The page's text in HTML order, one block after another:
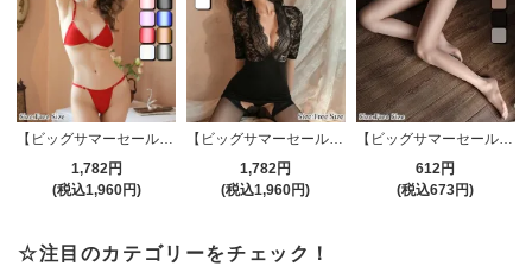
【ビッグサマーセール対象品】バスルームでもパートナーを魅了するブラ・ショーツセット(BRA・SHORTS SET)
1,782円
(税込1,960円)
【ビッグサマーセール対象品】レースの透け感が色っぽい秘書風コスプレ(COSPLAY)
1,782円
(税込1,960円)
【ビッグサマーセール対象品】素肌感を強く感じられるほどのシースルー感が色っぽさを漂わせるパンティストッキング(STOCKING)
612円
(税込673円)
☆注目のカテゴリーをチェック！